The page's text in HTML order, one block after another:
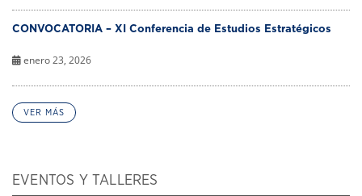
CONVOCATORIA – XI Conferencia de Estudios Estratégicos
enero 23, 2026
VER MÁS
EVENTOS Y TALLERES